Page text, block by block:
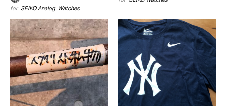
for SEIKO,Analog, Watches